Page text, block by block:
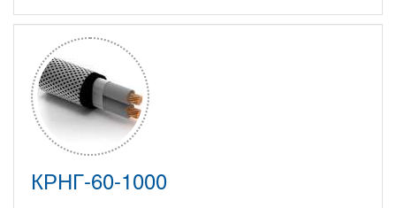
КРНГ-60-1000